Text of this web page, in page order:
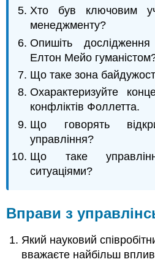
Хто був ключовим
менеджменту?
Опишіть
Елтон Мейо
Що таке зона
Охарактеризуйте
конфліктів Фоллетта.
Що говорять
управління?
Що таке
ситуаціями?
Вправи з
Який науковий
вважаєте найбільш